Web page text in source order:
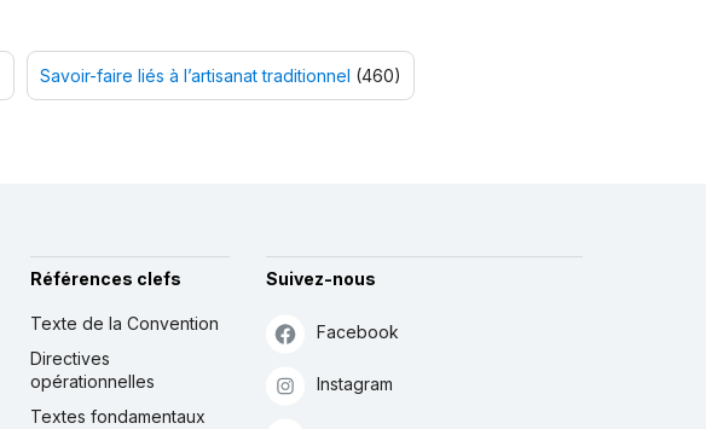
Savoir-faire liés à l’artisanat traditionnel (460)
Références clefs
Texte de la Convention
Directives
opérationnelles
Textes fondamentaux
Suivez-nous
Facebook
Instagram